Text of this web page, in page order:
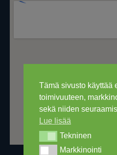
Tämä sivusto käyttää
toimivuuteen,
sekä niiden
Lue lisää
TekninenTekninen
MarkkinointiMarkkinointi